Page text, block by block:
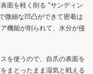
面を軽く削る "サンディン
微細な凹凸ができて密着は
機能が削られて、水分が侵
を使うので、自爪の表面を
まとったまま湿気と戦える